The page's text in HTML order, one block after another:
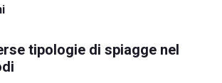
tipologie di spiagge nel